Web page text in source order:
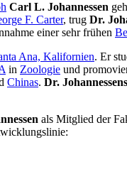
Carl L. Johannessen
F. Carter, trug Dr.
einer sehr frühen
Ana, Kalifornien. Er
in Zoologie und
Chinas. Dr. Johannessens
als Mitglied der